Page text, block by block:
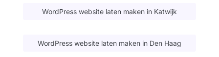
WordPress website laten maken in Katwijk
WordPress website laten maken in Den Haag